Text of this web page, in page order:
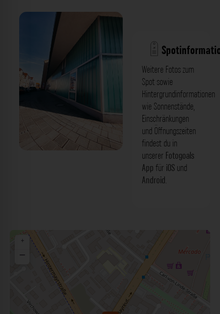
Weitere Fotos zum
Spot sowie
Hintergrundinformationen
wie Sonnenstände,
Einschränkungen
und Öffnungszeiten
findest du in
unserer Fotogoals
App für iOS und
Android.
+
−